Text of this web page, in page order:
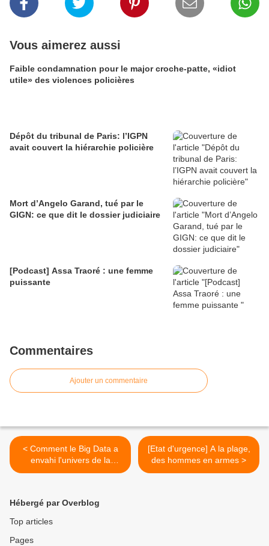
Vous aimerez aussi
Faible condamnation pour le major croche-patte, «idiot
utile» des violences policières
Dépôt du tribunal de Paris: l’IGPN
avait couvert la hiérarchie policière
Mort d’Angelo Garand, tué par le
GIGN: ce que dit le dossier judiciaire
[Podcast] Assa Traoré : une femme
puissante
Commentaires
Ajouter un commentaire
< Comment le Big Data a
envahi l'univers de la
grande distribution
[Etat d'urgence] A la plage,
des hommes en armes >
Hébergé par Overblog
Top articles
Pages